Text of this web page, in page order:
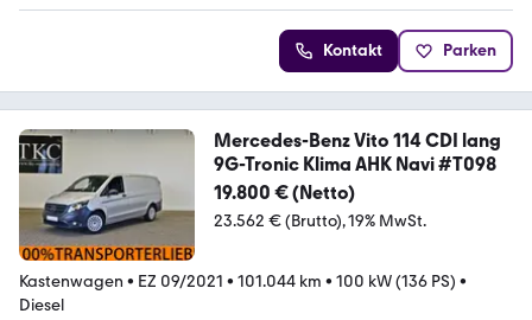
Kontakt Parken
Mercedes-Benz Vito 114 CDI lang
9G-Tronic Klima AHK Navi #T098
19.800 € (Netto)
23.562 € (Brutto) 19% MwSt.
Kastenwagen • EZ 09/2021 • 101.044 km • 100 kW (136 PS) •
Diesel